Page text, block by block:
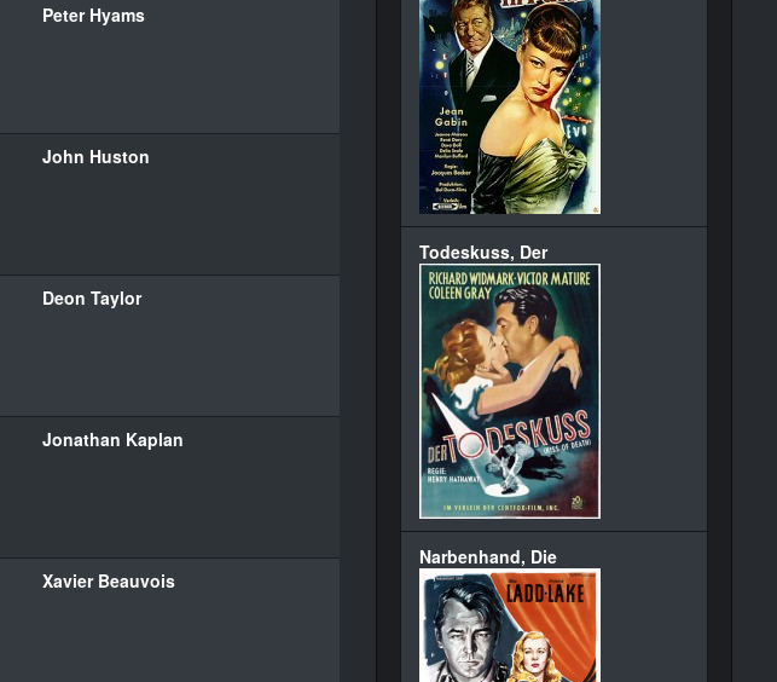
Peter Hyams
John Huston
Deon Taylor
Jonathan Kaplan
Xavier Beauvois
Todeskuss, Der
Narbenhand, Die